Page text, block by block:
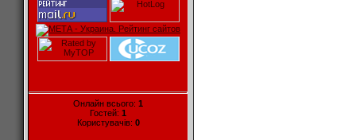
Онлайн всього: 1
Гостей: 1
Користувачів: 0